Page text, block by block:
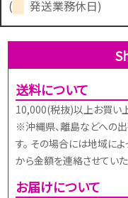
(
発送業務休日)
送料について
10,000(税抜)以上お買い
※沖縄県、離島などへの
す。 その場合には地域に
から金額を連絡させていた
お届けについて